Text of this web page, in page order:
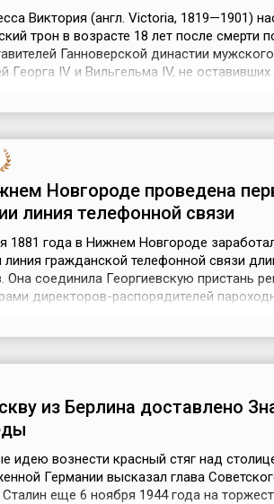
Виктория (англ. Victoria, 1819—1901)
трон в возрасте 18 лет после смерти
Ганноверской династии
Георга IV и Вильгельма IV, не оставивших
Викт...
Новгороде проведена
линия телефонной связи
1881 года в Нижнем Новгороде
линия гражданской телефонной связи
Она соединила Георгиевскую пристань
директоров-распорядителей
и первую горо...
из Берлина доставлено
идею вознести красный стяг над
Германии высказал глава
еще 6 ноября 1944 года на